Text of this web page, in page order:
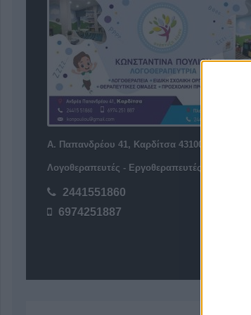
Α. Παπανδρέου 41, Καρδίτσα 43100
Λογοθεραπευτές - Εργοθεραπευτές
2441551860
6974251887